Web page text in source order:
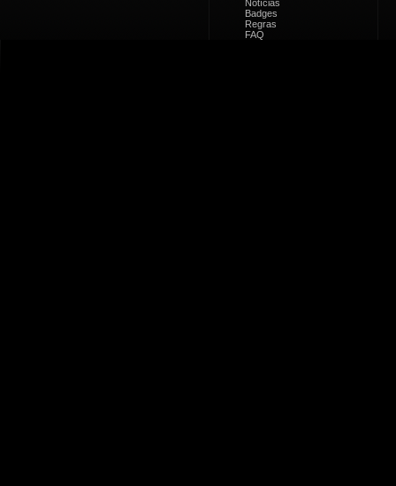
Notícias
Badges
Regras
FAQ